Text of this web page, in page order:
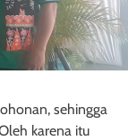
sehingga
karena itu